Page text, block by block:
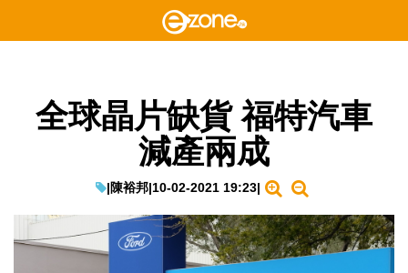
全球晶片缺貨 福特汽車
減產兩成
|陳裕邦|10-02-2021 19:23|